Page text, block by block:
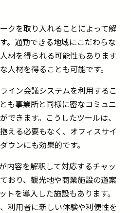
クを取り入れることによって解
。通勤できる地域にこだわらな
材を得られる可能性もあります
人材を得ることも可能です。
イン会議システムを利用するこ
も事業所と同様に密なコミュニ
できます。こうしたツールは、
える必要もなく、オフィスサイ
ウンにも効果的です。
内容を解釈して対応するチャッ
おり、観光地や商業施設の道案
トを導入した施設もあります。
利用者に新しい体験や利便性を